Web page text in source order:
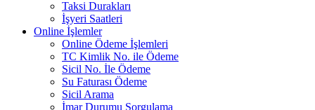
Taksi Durakları
İşyeri Saatleri
Online İşlemler
Online Ödeme İşlemleri
TC Kimlik No. ile Ödeme
Sicil No. İle Ödeme
Su Faturası Ödeme
Sicil Arama
İmar Durumu Sorgulama